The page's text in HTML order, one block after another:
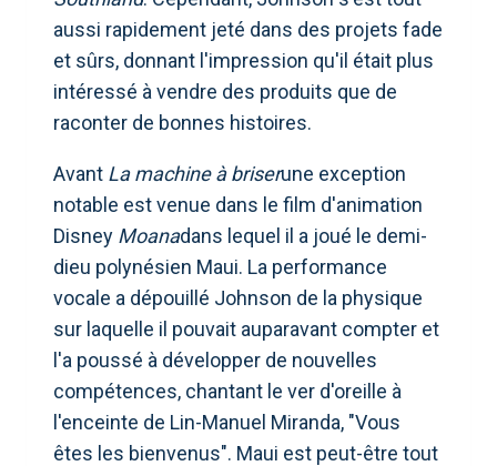
aussi rapidement jeté dans des projets fade
et sûrs, donnant l'impression qu'il était plus
intéressé à vendre des produits que de
raconter de bonnes histoires.
Avant La machine à briserune exception
notable est venue dans le film d'animation
Disney Moanadans lequel il a joué le demi-
dieu polynésien Maui. La performance
vocale a dépouillé Johnson de la physique
sur laquelle il pouvait auparavant compter et
l'a poussé à développer de nouvelles
compétences, chantant le ver d'oreille à
l'enceinte de Lin-Manuel Miranda, "Vous
êtes les bienvenus". Maui est peut-être tout